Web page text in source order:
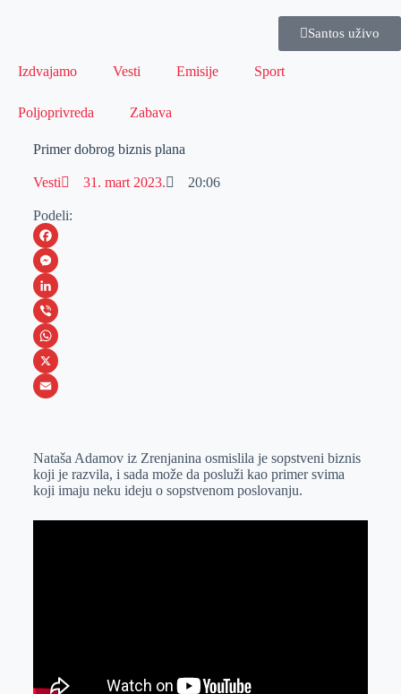
Santos uživo
Izdvajamo Vesti Emisije Sport
Poljoprivreda Zabava
Primer dobrog biznis plana
Vesti 31. mart 2023. 20:06
Podeli:
F
a
c
e
b
o
M
e
s
s
e
e
r
L
i
n
k
I
n
V
i
b
W
h
s
A
X
a
i
Nataša Adamov iz Zrenjanina osmislila je sopstveni biznis
koji je razvila, i sada može da posluži kao primer svima
koji imaju neku ideju o sopstvenom poslovanju.